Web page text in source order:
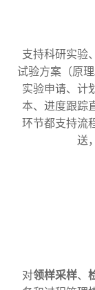
支持科研实验
试验方案（原
实验申请、计
本、进度跟踪
环节都支持流
送
对领样采样、